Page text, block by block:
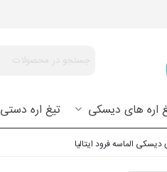
اره های دیسکی تیغ اره دستی
الماسه فرود ایتالیا